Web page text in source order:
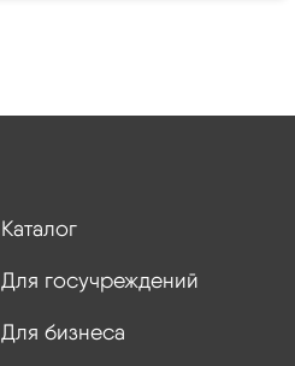
Каталог
Для госучреждений
Для бизнеса